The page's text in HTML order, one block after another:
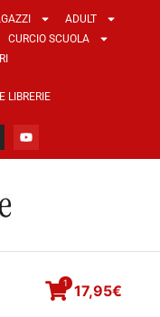
ADULT
CURCIO SCUOLA
LIBRERIE
17,95€
1